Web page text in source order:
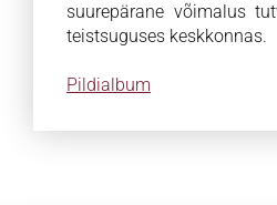
suurepärane võimalus
teistsuguses keskkonnas.
Pildialbum